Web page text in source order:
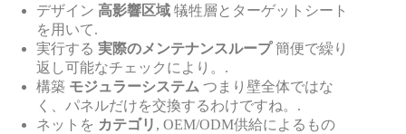
デザイン 高影響区域 犠牲層とターゲットシート
を用いて.
実行する 実際のメンテナンスループ簡便で繰り
返し可能なチェックにより。.
構築 モジュラーシステム つまり壁全体ではな
く、パネルだけを交換するわけですね。.
ネットを カテゴリ , OEM/ODM供給によるもの